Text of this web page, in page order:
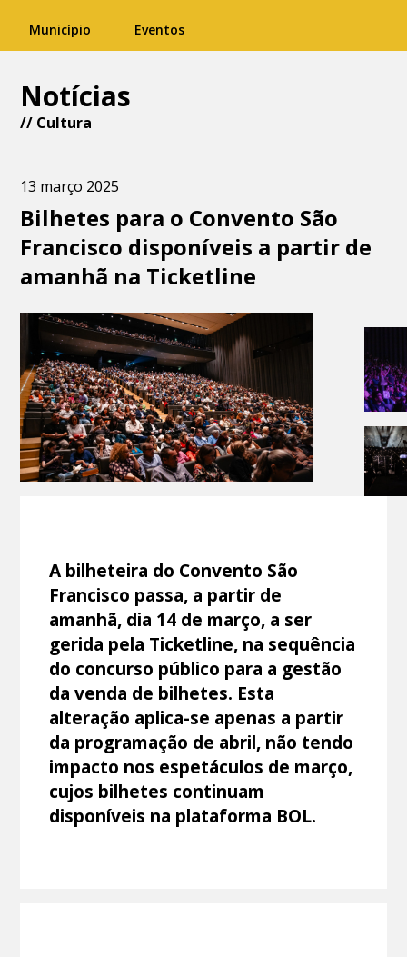
Município Eventos
Notícias
// Cultura
13 março 2025
Bilhetes para o Convento São
Francisco disponíveis a partir de
amanhã na Ticketline
A bilheteira do Convento São
Francisco passa, a partir de
amanhã, dia 14 de março, a ser
gerida pela Ticketline, na sequência
do concurso público para a gestão
da venda de bilhetes. Esta
alteração aplica-se apenas a partir
da programação de abril, não tendo
impacto nos espetáculos de março,
cujos bilhetes continuam
disponíveis na plataforma BOL.